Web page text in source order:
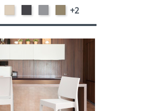
-
Sable
54
Polypropylène
-
Gris
foncé
Polypropylène
-
Gris
clair
Polypropylène
-
Taupe
52
+2